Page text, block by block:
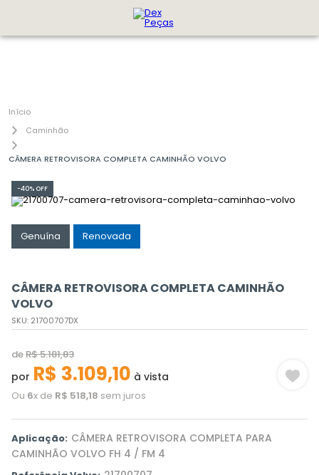
Caminhão
CÂMERA RETROVISORA COMPLETA CAMINHÃO VOLVO
-40% OFF
Genuína Renovada
CÂMERA RETROVISORA COMPLETA CAMINHÃO
VOLVO
SKU: 21700707DX
deR$5.181,83
por R$ 3.109,10 à vista
Ou 6x de R$ 518,18 sem juros
Aplicação: CÂMERA RETROVISORA COMPLETA PARA
CAMINHÃO VOLVO FH 4 / FM 4